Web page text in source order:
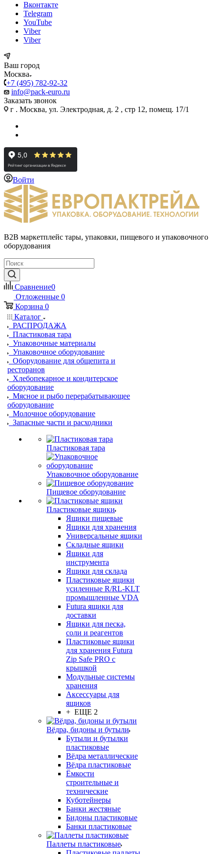
Вконтакте
Telegram
YouTube
Viber
Viber
Ваш город
Москва
+7 (495) 782-92-32
info@pack-euro.ru
Заказать звонок
г . Москва, ул. Электродная, д. 2 , стр 12, помещ. 17/1
Войти
B2B маркетплейс тары, упаковки, пищевого и упаковочного
оборудования
Сравнение0
Отложенные 0
Корзина 0
Каталог
РАСПРОДАЖА
Пластиковая тара
Упаковочные материалы
Упаковочное оборудование
Оборудование для общепита и
ресторанов
Хлебопекарное и кондитерское
оборудование
Мясное и рыбо перерабатывающее
оборудование
Молочное оборудование
Запасные части и расходники
Пластиковая тара
Упаковочное оборудование
Пищевое оборудование
Пластиковые ящики
Ящики пищевые
Ящики для хранения
Универсальные ящики
Складные ящики
Ящики для
инструмента
Ящики для склада
Пластиковые ящики
усиленные R/RL-KLT
промышленные VDA
Futura ящики для
доставки
Ящики для песка,
соли и реагентов
Пластиковые ящики
для хранения Futura
Zip Safe PRO с
крышкой
Модульные системы
хранения
Аксессуары для
ящиков
+ ЕЩЕ 2
Вёдра, бидоны и бутыли
Бутыли и бутылки
пластиковые
Вёдра металлические
Вёдра пластиковые
Ёмкости
строительные и
технические
Куботейнеры
Банки жестяные
Бидоны пластиковые
Банки пластиковые
Паллеты пластиковые